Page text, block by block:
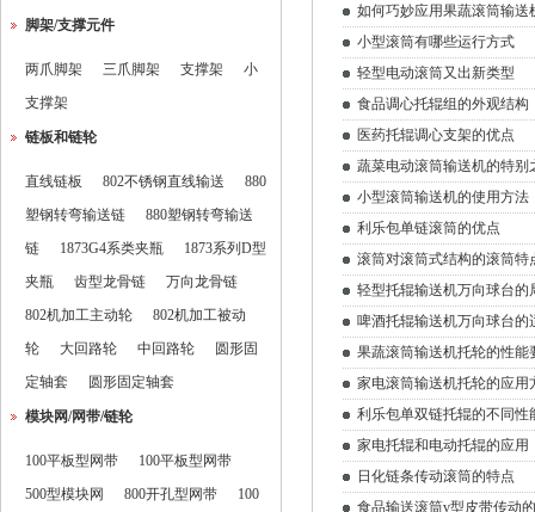
脚架/支撑元件
两爪脚架 三爪脚架 支撑架
小
支撑架
链板和链轮
直线链板 802不锈钢直线输送
880
塑钢转弯输送链
880塑钢转弯输送
链
1873G4系类夹瓶
1873系列D型
夹瓶
齿型龙骨链
万向龙骨链
802机加工主动轮
802机加工被动
轮
大回路轮 中回路轮
圆形固
定轴套
圆形固定轴套
模块网/网带/链轮
100平板型网带
100平板型网带
500型模块网
800开孔型网带
100
如何巧妙应用果蔬滚筒输送
小型滚筒有哪些运行方式
轻型电动滚筒又出新类型
食品调心托辊组的外观结构
医药托辊调心支架的优点
蔬菜电动滚筒输送机的特别
小型滚筒输送机的使用方法
利乐包单链滚筒的优点
滚筒对滚筒式结构的滚筒特
轻型托辊输送机万向球台的
啤酒托辊输送机万向球台的
果蔬滚筒输送机托轮的性能
家电滚筒输送机托轮的应用
利乐包单双链托辊的不同性
家电托辊和电动托辊的应用
日化链条传动滚筒的特点
食品输送滚筒v型皮带传动